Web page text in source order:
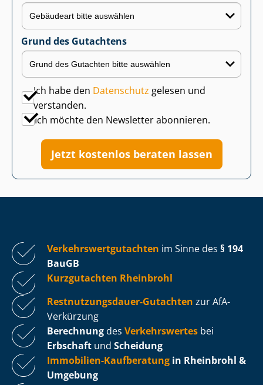
Grund des Gutachtens
Ich habe den Datenschutz gelesen und
verstanden.
Ich möchte den Newsletter abonnieren.
Jetzt kostenlos beraten lassen
Ver­kehrs­wert­gut­ach­ten im Sinne des § 194
BauGB
Kurzgutachten Rheinbrohl
Rest­nut­zungs­dau­er-Gutachten zur AfA-
Verkürzung
Berechnung des Verkehrswertes bei
Erbschaft und Scheidung
Immobilien-Kaufberatung in Rheinbrohl &
Umgebung